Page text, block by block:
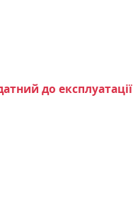
до експлуатації